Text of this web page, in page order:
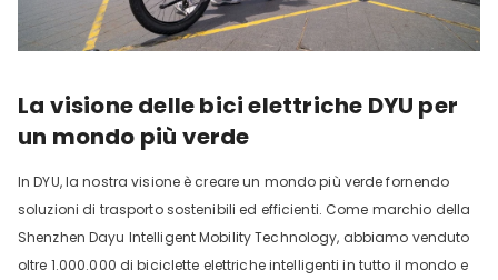
La visione delle bici elettriche DYU per
un mondo più verde
In DYU, la nostra visione è creare un mondo più verde fornendo
soluzioni di trasporto sostenibili ed efficienti. Come marchio della
Shenzhen Dayu Intelligent Mobility Technology, abbiamo venduto
oltre 1.000.000 di biciclette elettriche intelligenti in tutto il mondo e